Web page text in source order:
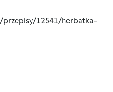
12541/herbatka-